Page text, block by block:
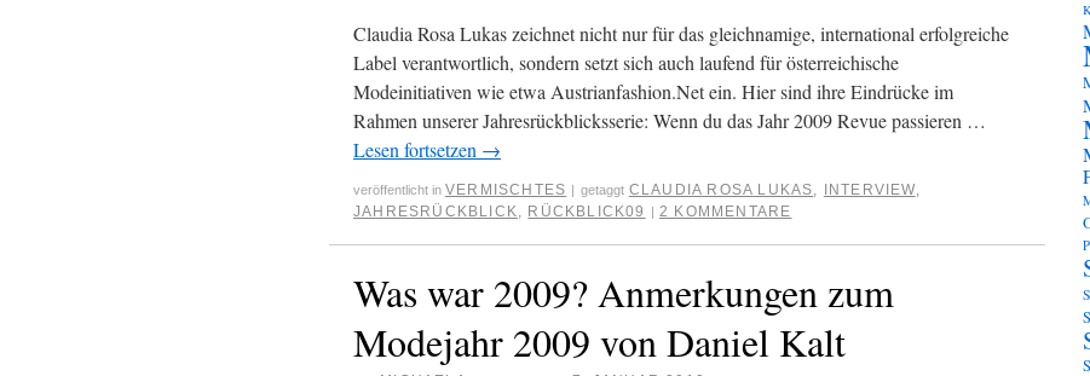
Claudia Rosa Lukas zeichnet nicht nur für das gleichnamige, international erfolgreiche
Label verantwortlich, sondern setzt sich auch laufend für österreichische
Modeinitiativen wie etwa Austrianfashion.Net ein. Hier sind ihre Eindrücke im
Rahmen unserer Jahresrückblicksserie: Wenn du das Jahr 2009 Revue passieren …
Lesen fortsetzen →
veröffentlicht in VERMISCHTES | getaggt CLAUDIA ROSA LUKAS, INTERVIEW,
JAHRESRÜCKBLICK, RÜCKBLICK09 | 2 KOMMENTARE
Was war 2009? Anmerkungen zum
Modejahr 2009 von Daniel Kalt